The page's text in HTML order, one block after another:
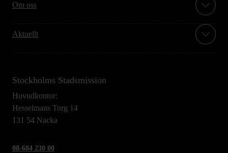
Om oss
Aktuellt
Stockholms Stadsmission
Huvudkontor:
Hesselmans Torg 14
131 54 Nacka
08-684 230 00